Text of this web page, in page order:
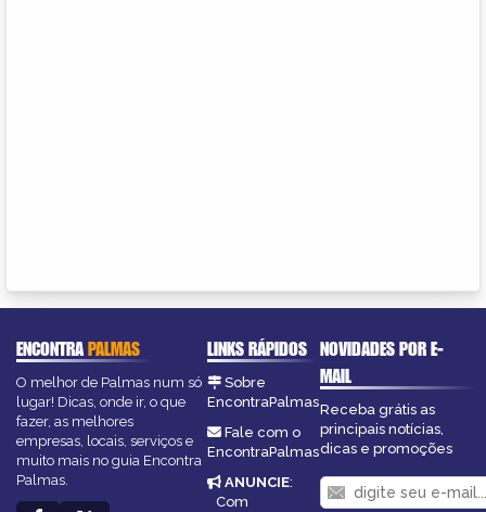
ENCONTRAPALMAS
O melhor de Palmas num só
lugar! Dicas, onde ir, o que
fazer, as melhores
empresas, locais, serviços e
muito mais no guia Encontra
Palmas.
LINKS RÁPIDOS
Sobre
EncontraPalmas
Fale com o
EncontraPalmas
ANUNCIE:
Com
NOVIDADES POR E-
MAIL
Receba grátis as
principais notícias,
dicas e promoções